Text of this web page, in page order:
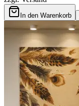
In den Warenkorb